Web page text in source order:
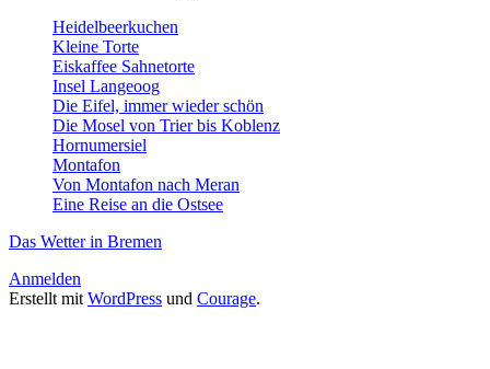
Heidelbeerkuchen
Kleine Torte
Eiskaffee Sahnetorte
Insel Langeoog
Die Eifel, immer wieder schön
Die Mosel von Trier bis Koblenz
Hornumersiel
Montafon
Von Montafon nach Meran
Eine Reise an die Ostsee
Das Wetter in Bremen
Anmelden
Erstellt mit WordPress und Courage.